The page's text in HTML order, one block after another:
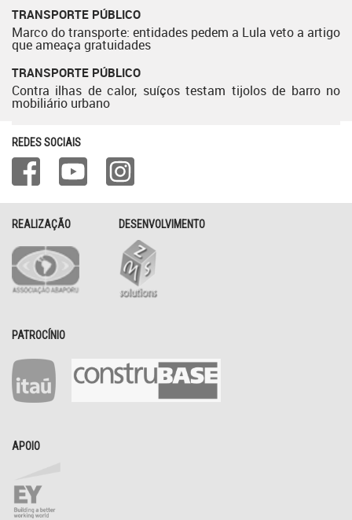
TRANSPORTE PÚBLICO
Marco do transporte: entidades pedem a Lula veto a artigo
que ameaça gratuidades
TRANSPORTE PÚBLICO
Contra ilhas de calor, suíços testam tijolos de barro no
mobiliário urbano
REDES SOCIAIS
REALIZAÇÃO DESENVOLVIMENTO
PATROCÍNIO
APOIO